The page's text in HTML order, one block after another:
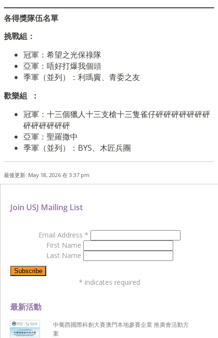
各得獎隊伍名單
挑戰組：
冠軍：希望之光保祿隊
亞軍：唔好打爆我個頭
季軍（並列）：利瑪竇、青委之友
歡樂組 ：
冠軍：十三個獵人十三支槍十三隻雀仔砰砰砰砰砰砰砰
砰砰砰砰砰砰
亞軍：聖羅撒中
季軍（並列）：BYS、木匠兵團
最後更新: May 18, 2026 在 3:37 pm
最新活動
中葡西國際科創大賽澳門本地參賽企業 推廣會活動方
案
Join USJ Mailing List
Email Address *
First Name
Last Name
* indicates required